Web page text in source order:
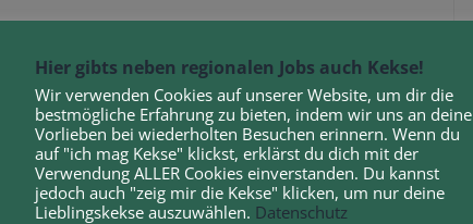
Hier gibts neben regionalen Jobs auch Kekse!
Wir verwenden Cookies auf unserer Website, um dir die
bestmögliche Erfahrung zu bieten, indem wir uns an deine
Vorlieben bei wiederholten Besuchen erinnern. Wenn du
auf "ich mag Kekse" klickst, erklärst du dich mit der
Verwendung ALLER Cookies einverstanden. Du kannst
jedoch auch "zeig mir die Kekse" klicken, um nur deine
Lieblingskekse auszuwählen. Datenschutz